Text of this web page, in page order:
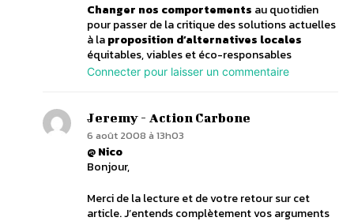
Changer nos comportements au quotidien
pour passer de la critique des solutions actuelles
à laproposition d’alternatives locales
équitables, viables et éco-responsables
Connecter pour laisser un commentaire
Jeremy - Action Carbone
6 août 2008 à 13h03
@ Nico
Bonjour,
Merci de la lecture et de votre retour sur cet
article. J’entends complètement vos arguments